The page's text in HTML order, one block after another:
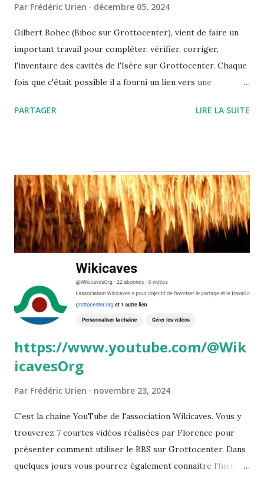
Par Frédéric Urien décembre 05, 2024
Gilbert Bohec (Biboc sur Grottocenter), vient de faire un
important travail pour compléter, vérifier, corriger,
l'inventaire des cavités de l'Isère sur Grottocenter. Chaque
fois que c'était possible il a fourni un lien vers une
compléter l'information. Aujourd'hui l'inventaire des cavité
PARTAGER LIRE LA SUITE
https://www.youtube.com/@Wik
icavesOrg
Par Frédéric Urien novembre 23, 2024
C'est la chaine YouTube de l'association Wikicaves. Vous y
trouverez 7 courtes vidéos réalisées par Florence pour
présenter comment utiliser le BBS sur Grottocenter. Dans
quelques jours vous pourrez également connaitre l'histoire